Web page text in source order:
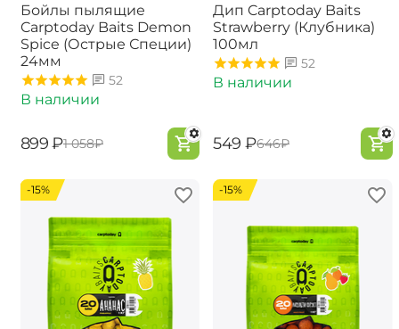
Бойлы пылящие
Carptoday Baits Demon
Spice (Острые Специи)
24мм
52
В наличии
‍899‍ ₽‍1 058‍₽
Дип Carptoday Baits
Strawberry (Клубника)
100мл
52
В наличии
‍549‍ ₽‍646‍₽
-15% -15%